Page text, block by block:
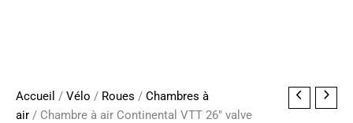
Accueil / Vélo / Roues / Chambres à
air / Chambre à air Continental VTT 26″ valve